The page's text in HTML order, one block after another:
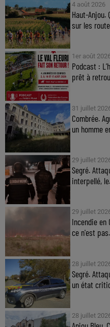
4 août 2026
Haut-
sur les
1er août
Podcast :
prêt à
31 juillet
Combrée.
un homme
29 juillet
Segré.
interpellé,
29 juillet
Incendie en
ce n'est
28 juillet
Segré.
un état
28 juillet